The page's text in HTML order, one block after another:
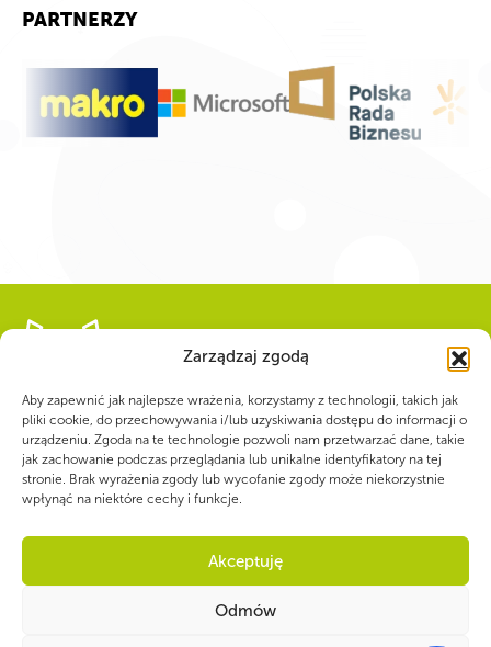
Zarządzaj zgodą
Aby zapewnić jak najlepsze wrażenia, korzystamy z technologii, takich jak
pliki cookie, do przechowywania i/lub uzyskiwania dostępu do informacji o
urządzeniu. Zgoda na te technologie pozwoli nam przetwarzać dane, takie
jak zachowanie podczas przeglądania lub unikalne identyfikatory na tej
stronie. Brak wyrażenia zgody lub wycofanie zgody może niekorzystnie
wpłynąć na niektóre cechy i funkcje.
Akceptuję
Odmów
PARTNERZY
WSPÓLNIE DLA HARCERSKIEJ MISJI
Twoje wsparcie, nasza
siła!
22 1140 1010 0000 5392 2900